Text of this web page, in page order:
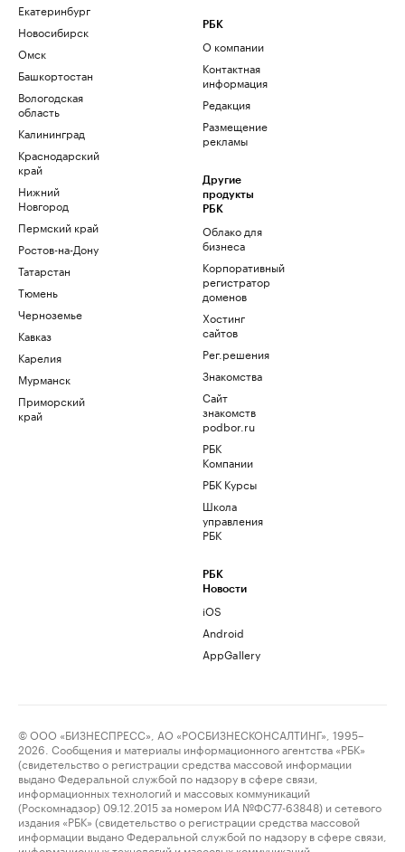
Екатеринбург
Новосибирск
Омск
Башкортостан
Вологодская
область
Калининград
Краснодарский
край
Нижний
Новгород
Пермский край
Ростов-на-Дону
Татарстан
Тюмень
Черноземье
Кавказ
Карелия
Мурманск
Приморский
край
РБК
О компании
Контактная
информация
Редакция
Размещение
рекламы
Другие
продукты
РБК
Облако для
бизнеса
Корпоративный
регистратор
доменов
Хостинг
сайтов
Рег.решения
Знакомства
Сайт
знакомств
podbor.ru
РБК
Компании
РБК Курсы
Школа
управления
РБК
РБК
Новости
iOS
Android
AppGallery
© ООО «БИЗНЕСПРЕСС», АО «РОСБИЗНЕСКОНСАЛТИНГ», 1995–
2026. Сообщения и материалы информационного агентства «РБК»
(свидетельство о регистрации средства массовой информации
выдано Федеральной службой по надзору в сфере связи,
информационных технологий и массовых коммуникаций
(Роскомнадзор) 09.12.2015 за номером ИА №ФС77-63848) и сетевого
издания «РБК» (свидетельство о регистрации средства массовой
информации выдано Федеральной службой по надзору в сфере связи,